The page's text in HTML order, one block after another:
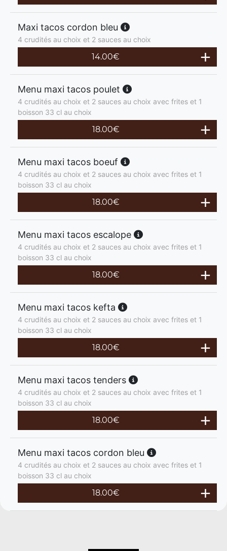
Maxi tacos cordon bleu
4 crudités au choix et 2 sauces au choix
14.00€
Menu maxi tacos poulet
4 crudités au choix et 2 sauces au choix avec frites et 1
boisson 33 cl au choix
18.00€
Menu maxi tacos boeuf
4 crudités au choix et 2 sauces au choix avec frites et 1
boisson 33 cl au choix
18.00€
Menu maxi tacos escalope
4 crudités au choix et 2 sauces au choix avec frites et 1
boisson 33 cl au choix
18.00€
Menu maxi tacos kefta
4 crudités au choix et 2 sauces au choix avec frites et 1
boisson 33 cl au choix
18.00€
Menu maxi tacos tenders
4 crudités au choix et 2 sauces au choix avec frites et 1
boisson 33 cl au choix
18.00€
Menu maxi tacos cordon bleu
4 crudités au choix et 2 sauces au choix avec frites et 1
boisson 33 cl au choix
18.00€